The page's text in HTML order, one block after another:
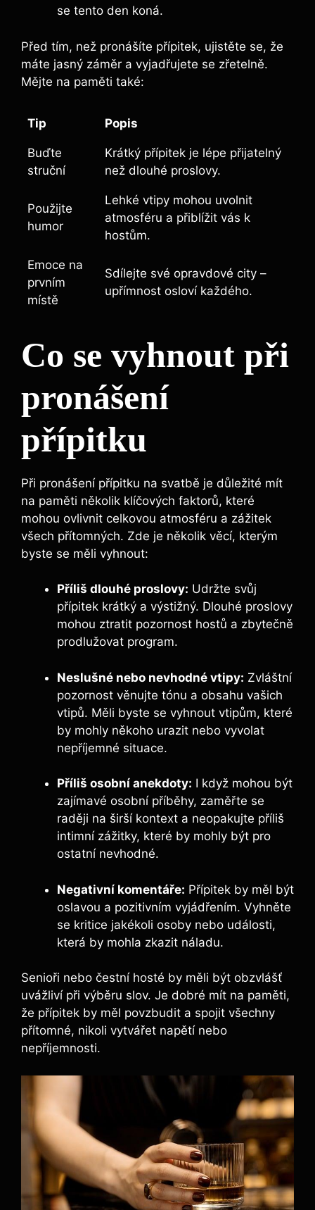
se tento den koná.
Před tím, než ⁤pronášíte přípitek, ujistěte se, že
máte jasný záměr a vyjadřujete se zřetelně.
Mějte na paměti také:
Tip Popis
Buďte
struční
Krátký přípitek je lépe přijatelný
‌než⁣ dlouhé proslovy.
Použijte
humor
Lehké ​vtipy mohou uvolnit
atmosféru a přiblížit‍ vás k
hostům.
Emoce na
⁣prvním
místě
Sdílejte své opravdové city –‍
upřímnost osloví každého.
Co se vyhnout při
pronášení⁣
přípitku
Při‌ pronášení přípitku na svatbě je důležité mít
na paměti několik klíčových faktorů, které‌
mohou ovlivnit​ celkovou atmosféru a zážitek
všech přítomných. Zde je několik věcí, kterým
byste se měli vyhnout:
Příliš dlouhé proslovy: Udržte⁢ svůj
přípitek ‌krátký a výstižný. ⁣Dlouhé proslovy
mohou ztratit ⁢pozornost ⁤hostů a ‍zbytečně
prodlužovat program.
Neslušné nebo ⁣nevhodné vtipy: Zvláštní
pozornost ⁣věnujte tónu a obsahu vašich
vtipů. Měli⁣ byste se vyhnout vtipům, které
by mohly někoho urazit nebo vyvolat
nepříjemné situace.
Příliš⁢ osobní anekdoty: I když‍ mohou být
zajímavé osobní příběhy, ⁤zaměřte se
raději na širší kontext a neopakujte příliš
intimní zážitky, ‍které by mohly být pro
ostatní ‌nevhodné.
Negativní komentáře: Přípitek by⁣ měl být
oslavou a pozitivním vyjádřením. Vyhněte
se​ kritice jakékoli osoby nebo události,
‍která‌ by mohla zkazit náladu.
Senioři⁢ nebo čestní hosté by měli ​být obzvlášť
uvážliví⁢ při výběru slov. Je ‌dobré mít na paměti,
‍že přípitek by měl povzbudit a spojit všechny
přítomné, nikoli vytvářet⁤ napětí⁢ nebo
nepříjemnosti.